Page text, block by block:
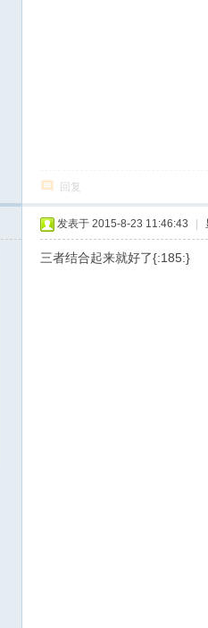
回复
发表于 2015-8-23 11:46:43
三者结合起来就好了{:185:}